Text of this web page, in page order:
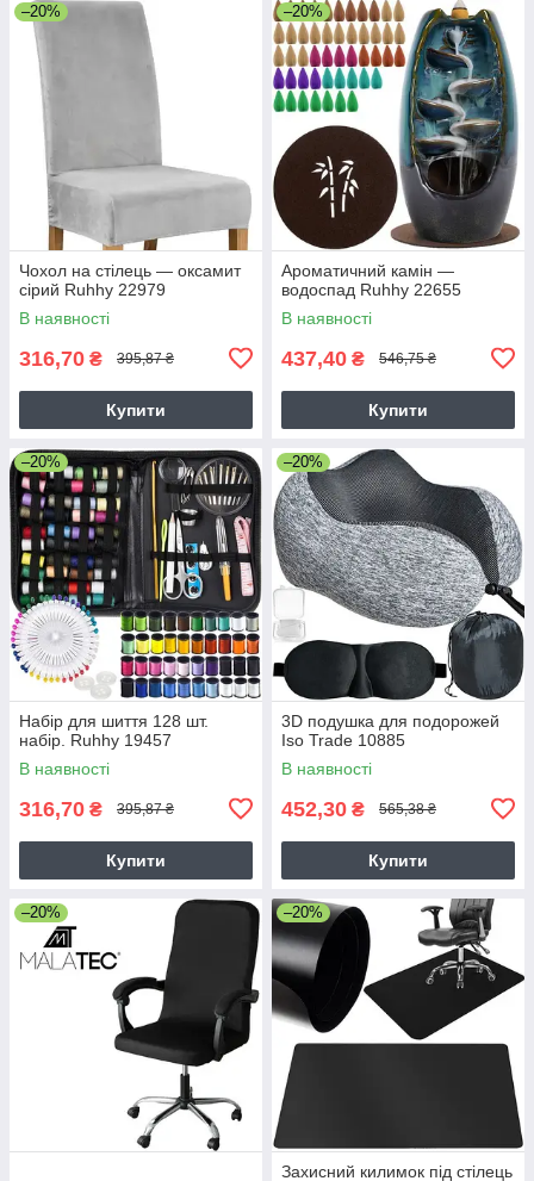
–20%
Чохол на стілець — оксамит
сірий Ruhhy 22979
В наявності
316,70 ₴ 395,87 ₴
Купити
–20%
Ароматичний камін —
водоспад Ruhhy 22655
В наявності
437,40 ₴ 546,75 ₴
Купити
–20%
Набір для шиття 128 шт.
набір. Ruhhy 19457
В наявності
316,70 ₴ 395,87 ₴
Купити
–20%
3D подушка для подорожей
Iso Trade 10885
В наявності
452,30 ₴ 565,38 ₴
Купити
–20% –20%
Захисний килимок під стілець